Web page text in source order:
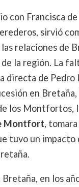
con Francisca
sirvió
relaciones de
de la región. La
directa de Pedro
en
los Montfortos,
Montfort,
tuvo un impacto
Bretaña, en los